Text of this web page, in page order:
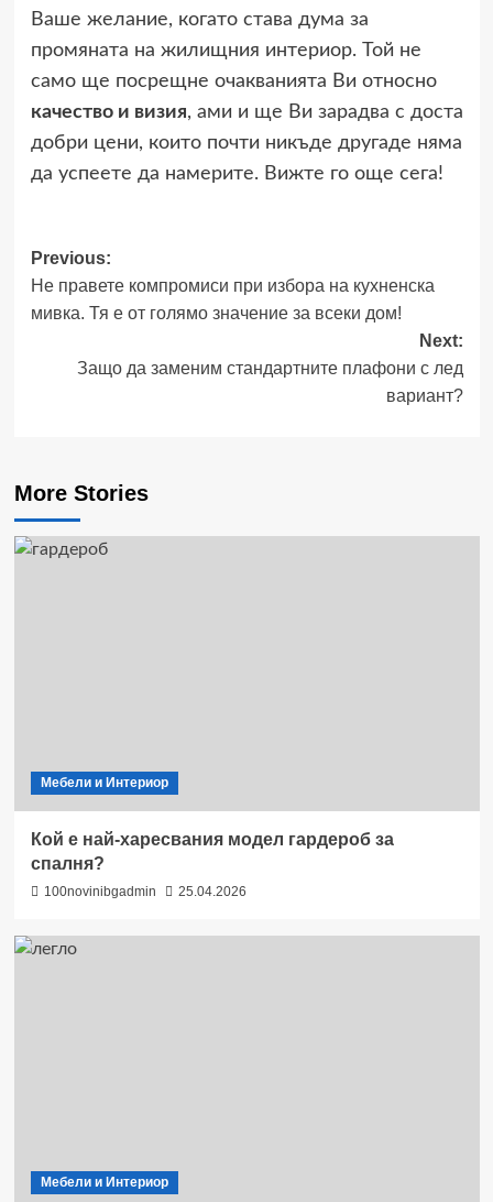
Ваше желание, когато става дума за
промяната на жилищния интериор. Той не
само ще посрещне очакванията Ви относно
качество и визия, ами и ще Ви зарадва с доста
добри цени, които почти никъде другаде няма
да успеете да намерите. Вижте го още сега!
Post
navigation
Previous:
Не правете компромиси при избора на кухненска
мивка. Тя е от голямо значение за всеки дом!
Next:
Защо да заменим стандартните плафони с лед
вариант?
More Stories
Мебели и Интериор
Кой е най-харесвания модел гардероб за
спалня?
100novinibgadmin 25.04.2026
Мебели и Интериор